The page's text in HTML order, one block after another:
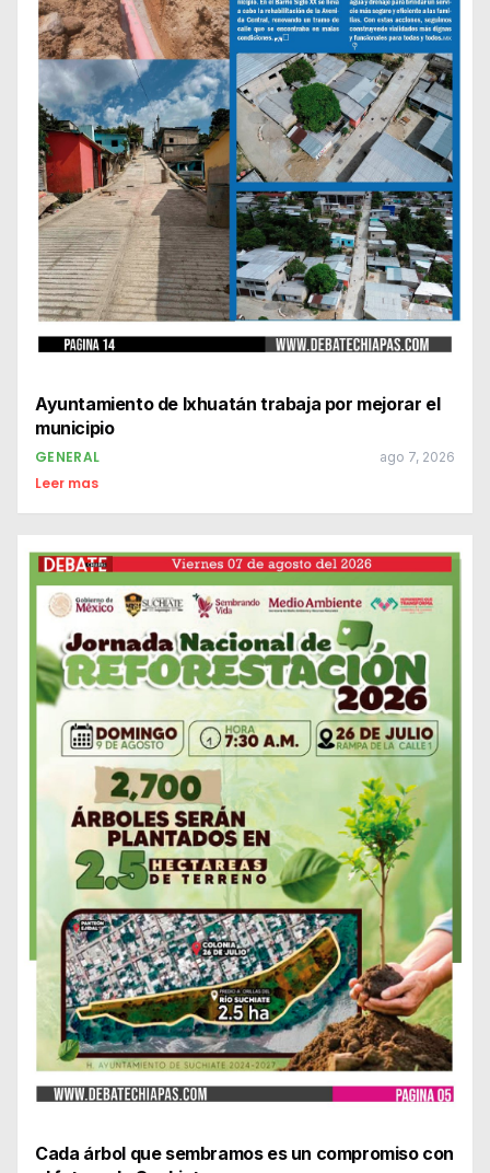
Ayuntamiento de Ixhuatán trabaja por mejorar el
municipio
GENERAL ago 7, 2026
Leer mas
Cada árbol que sembramos es un compromiso con